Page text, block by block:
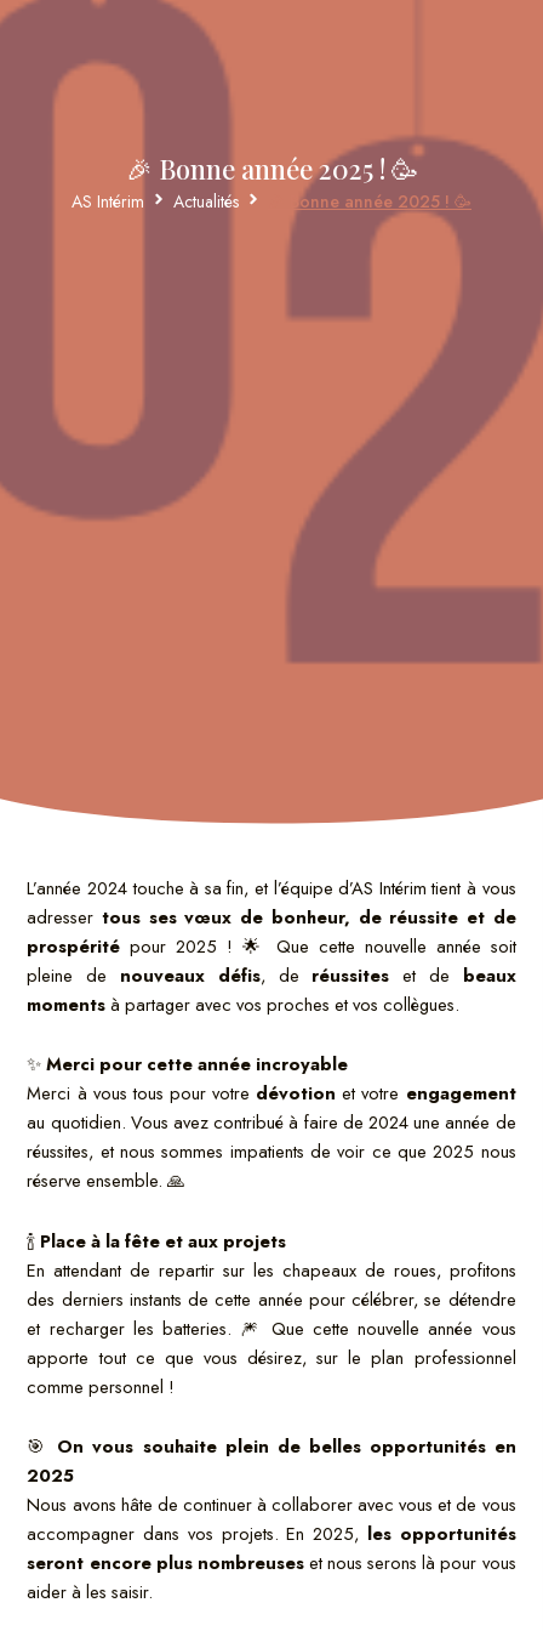
🎉 Bonne année 2025 ! 🥳
AS Intérim Actualités 🎉 Bonne année 2025 ! 🥳
L’année 2024 touche à sa fin, et l’équipe d’AS Intérim tient à vous
adressertous ses vœux de bonheur, de réussite et de
prospérité pour 2025 ! 🌟 Que cette nouvelle année soit
pleine de nouveaux défis, de réussites et de beaux
momentsà partager avec vos proches et vos collègues.
✨Merci pour cette année incroyable
Merci à vous tous pour votre dévotion et votre engagement
au quotidien. Vous avez contribué à faire de 2024 une année de
réussites, et nous sommes impatients de voir ce que 2025 nous
réserve ensemble. 🙏
🍾 Place à la fête et aux projets
En attendant de repartir sur les chapeaux de roues, profitons
des derniers instants de cette année pour célébrer, se détendre
et recharger les batteries. 🎆 Que cette nouvelle année vous
apporte tout ce que vous désirez, sur le plan professionnel
comme personnel !
🎯 On vous souhaite plein de belles opportunités en
2025
Nous avons hâte de continuer à collaborer avec vous et de vous
accompagner dans vos projets. En 2025, les opportunités
seront encore plus nombreuseset nous serons là pour vous
aider à les saisir.